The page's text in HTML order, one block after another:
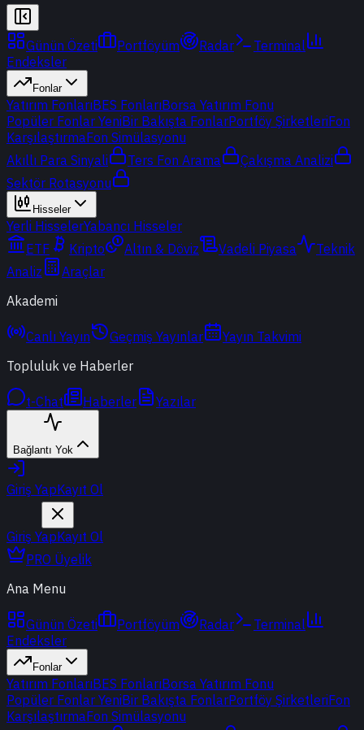
Günün Özeti Portföyüm Radar
Terminal
Endeksler
Fonlar
Yatırım FonlarıBES FonlarıBorsa Yatırım Fonu
Popüler Fonlar YeniBir Bakışta FonlarPortföy ŞirketleriFon
KarşılaştırmaFon Simülasyonu
Akıllı Para Sinyali
Ters Fon Arama
Çakışma Analizi
Sektör Rotasyonu
Hisseler
Yerli HisselerYabancı Hisseler
ETF
Kripto Altın & Döviz Vadeli Piyasa
Teknik
Analiz
Araçlar
Akademi
Canlı Yayın Geçmiş Yayınlar
Yayın Takvimi
Topluluk ve Haberler
t-Chat Haberler Yazılar
Bağlantı Yok
Giriş YapKayıt Ol
Giriş YapKayıt Ol
PRO Üyelik
Ana Menu
Günün Özeti Portföyüm Radar
Terminal
Endeksler
Fonlar
Yatırım FonlarıBES FonlarıBorsa Yatırım Fonu
Popüler Fonlar YeniBir Bakışta FonlarPortföy ŞirketleriFon
KarşılaştırmaFon Simülasyonu